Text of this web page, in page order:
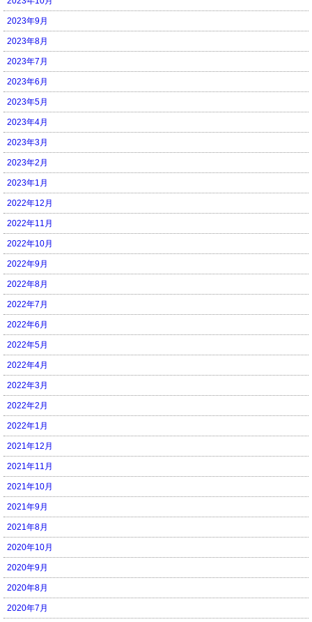
2023年9月
2023年8月
2023年7月
2023年6月
2023年5月
2023年4月
2023年3月
2023年2月
2023年1月
2022年12月
2022年11月
2022年10月
2022年9月
2022年8月
2022年7月
2022年6月
2022年5月
2022年4月
2022年3月
2022年2月
2022年1月
2021年12月
2021年11月
2021年10月
2021年9月
2021年8月
2020年10月
2020年9月
2020年8月
2020年7月